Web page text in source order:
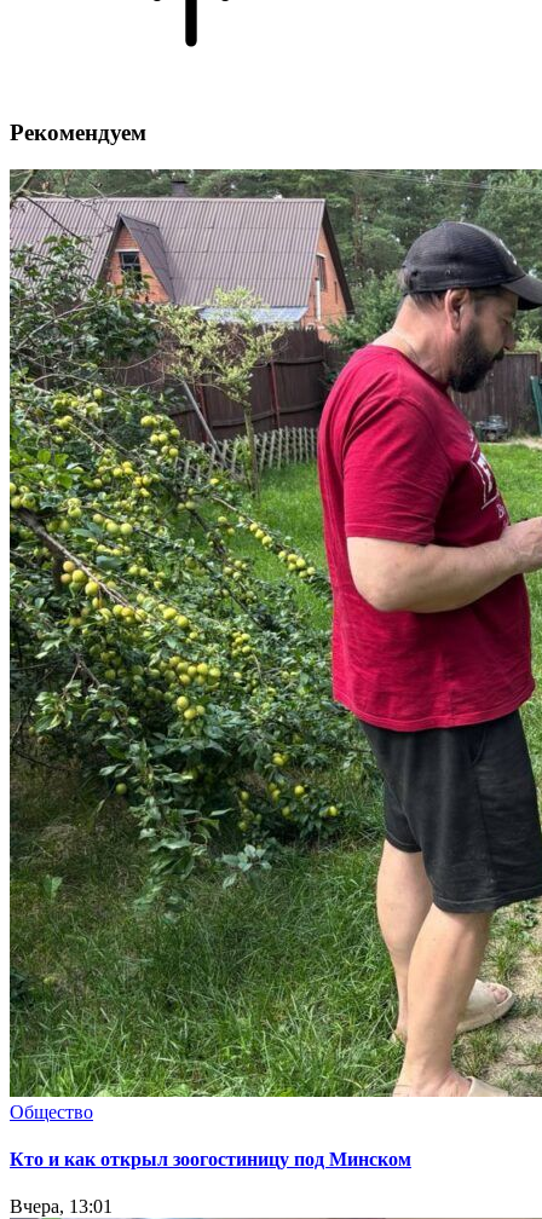
Рекомендуем
Общество
Кто и как открыл зоогостиницу под Минском
Вчера, 13:01